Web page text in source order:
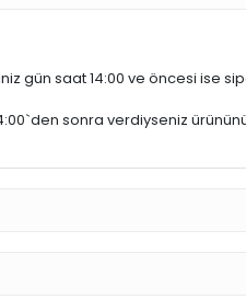
gün saat 14:00 ve öncesi ise
sonra verdiyseniz